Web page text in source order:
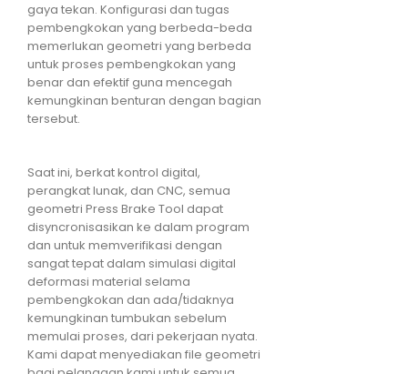
gaya tekan. Konfigurasi dan tugas
pembengkokan yang berbeda-beda
memerlukan geometri yang berbeda
untuk proses pembengkokan yang
benar dan efektif guna mencegah
kemungkinan benturan dengan bagian
tersebut.
Saat ini, berkat kontrol digital,
perangkat lunak, dan CNC, semua
geometri Press Brake Tool dapat
disyncronisasikan ke dalam program
dan untuk memverifikasi dengan
sangat tepat dalam simulasi digital
deformasi material selama
pembengkokan dan ada/tidaknya
kemungkinan tumbukan sebelum
memulai proses, dari pekerjaan nyata.
Kami dapat menyediakan file geometri